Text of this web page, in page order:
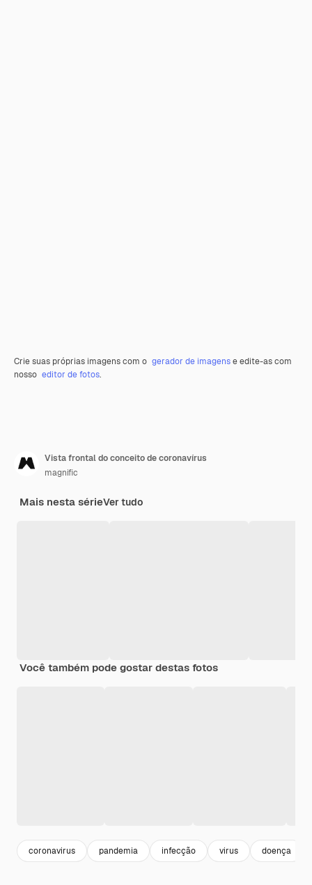
Crie suas próprias imagens com o gerador de imagense edite-as com
nosso editor de fotos.
Vista frontal do conceito de coronavírus
magnific
Mais nesta sérieVer tudo
Você também pode gostar destas fotos
coronavirus pandemia infecção virus doença